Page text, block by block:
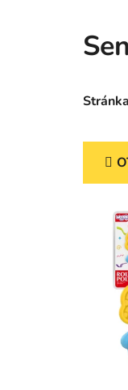
Stránka